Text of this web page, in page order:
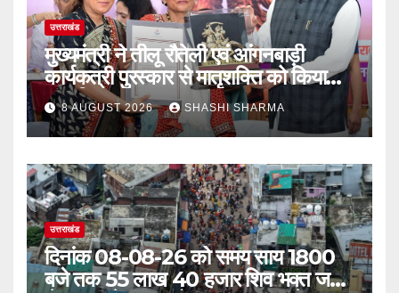
उत्तराखंड
मुख्यमंत्री ने तीलू रौतेली एवं आंगनबाड़ी
कार्यकत्री पुरस्कार से मातृशक्ति को किया
सम्मानित
8 AUGUST 2026 SHASHI SHARMA
उत्तराखंड
दिनांक 08-08-26 को समय साय 1800
बजे तक 55 लाख 40 हजार शिव भक्त जल